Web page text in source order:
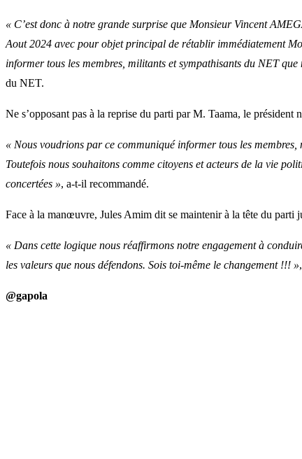
« C’est donc à notre grande surprise que Monsieur Vincent
Aout 2024 avec pour objet principal de rétablir immédiatement
informer tous les membres, militants et sympathisants du NET
du NET.
Ne s’opposant pas à la reprise du parti par M. Taama, le
« Nous voudrions par ce communiqué informer tous les
Toutefois nous souhaitons comme citoyens et acteurs de la vie
concertées », a-t-il recommandé.
Face à la manœuvre, Jules Amim dit se maintenir à la tête du parti
« Dans cette logique nous réaffirmons notre engagement à
les valeurs que nous défendons. Sois toi-même le changement !!! »
@gapola